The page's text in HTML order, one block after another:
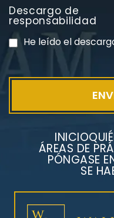
PVC
Descargo de
responsabilidad
He leído el
INICIO
ÁREAS DE
PÓNGASE
SE